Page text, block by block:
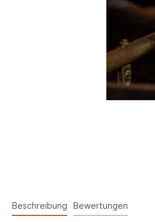
Beschreibung Bewertungen